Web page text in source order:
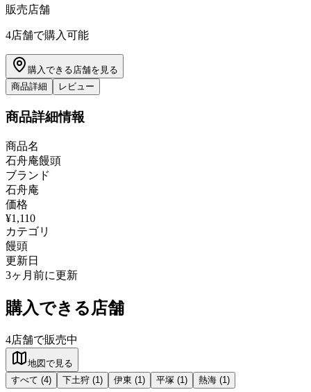
販売店舗
4店舗で購入可能
購入できる店舗を見る
商品詳細
レビュー
商品詳細情報
商品名
石舟庵饅頭
ブランド
石舟庵
価格
¥1,110
カテゴリ
饅頭
更新日
3ヶ月前に更新
購入できる店舗
4店舗で販売中
地図で見る
すべて (4) 下土狩 (1) 伊東 (1) 平塚 (1) 熱海 (1)